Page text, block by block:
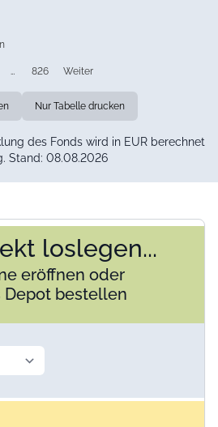
… 826 Weiter
Nur Tabelle drucken
des Fonds wird in EUR berechnet
Stand: 08.08.2026
loslegen...
eröffnen oder
bestellen